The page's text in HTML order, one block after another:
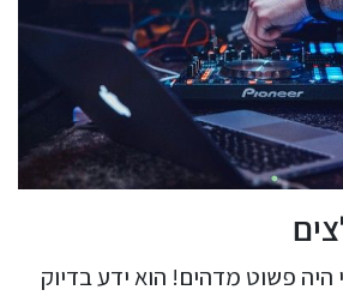
היה פשוט מדהים! הוא ידע בדיוק